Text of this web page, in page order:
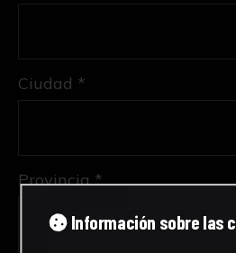
Ciudad *
Provincia *
Información sobre las